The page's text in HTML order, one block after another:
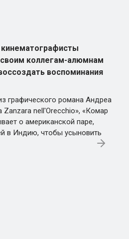
своим коллегам-алюмнам
воспоминания
графического романа Андреа
Zanzara nell'Orecchio», «Комар
о американской паре,
в Индию, чтобы усыновить